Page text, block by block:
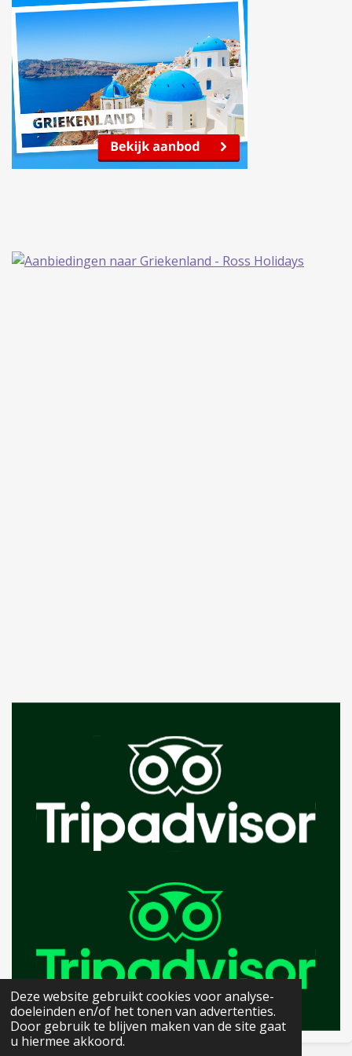
Deze website gebruikt cookies voor analyse-
doeleinden en/of het tonen van advertenties.
Door gebruik te blijven maken van de site gaat
u hiermee akkoord.